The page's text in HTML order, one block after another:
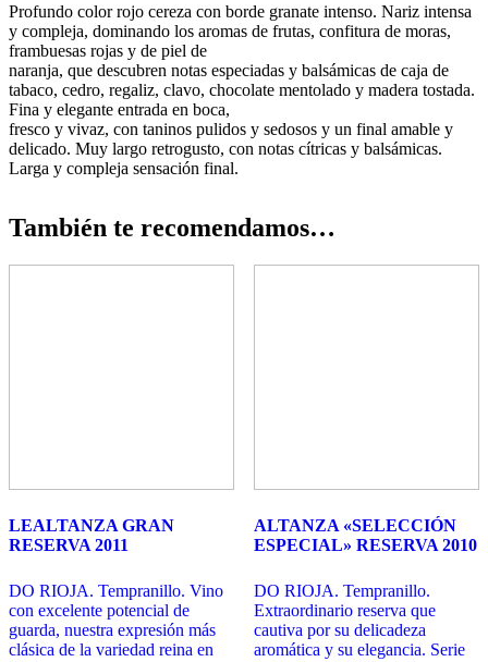
Profundo color rojo cereza con borde granate intenso. Nariz intensa
y compleja, dominando los aromas de frutas, confitura de moras,
frambuesas rojas y de piel de
naranja, que descubren notas especiadas y balsámicas de caja de
tabaco, cedro, regaliz, clavo, chocolate mentolado y madera tostada.
Fina y elegante entrada en boca,
fresco y vivaz, con taninos pulidos y sedosos y un final amable y
delicado. Muy largo retrogusto, con notas cítricas y balsámicas.
Larga y compleja sensación final.
También te recomendamos…
LEALTANZA GRAN
RESERVA 2011
DO RIOJA. Tempranillo. Vino
con excelente potencial de
guarda, nuestra expresión más
clásica de la variedad reina en
ALTANZA «SELECCIÓN
ESPECIAL» RESERVA 2010
DO RIOJA. Tempranillo.
Extraordinario reserva que
cautiva por su delicadeza
aromática y su elegancia. Serie